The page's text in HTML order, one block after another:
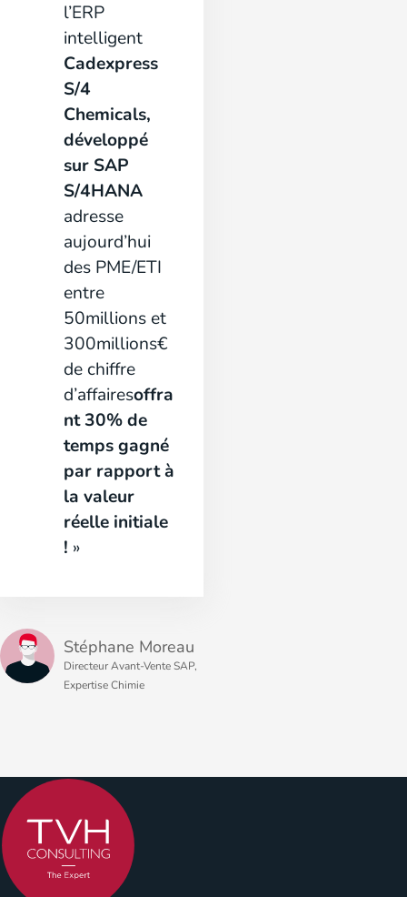
l’ERP
intelligent
Cadexpress
S/4
Chemicals,
développé
sur SAP
S/4HANA
adresse
aujourd’hui
des PME/ETI
entre
50millions et
300millions€
de chiffre
d’affairesoffra
nt 30% de
temps gagné
par rapport à
la valeur
réelle initiale
! »
Stéphane Moreau
Directeur Avant-Vente SAP,
Expertise Chimie